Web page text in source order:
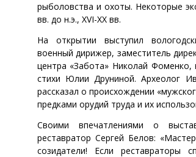
рыболовства и охоты. Некоторые
вв. до н.э., XVI-XX вв.
На открытии выступил
военный дирижер, заместитель
центра «Забота» Николай Фоменко,
стихи Юлии Друниной. Археолог
рассказал о происхождении
предками орудий труда и их
Своими впечатлениями о
реставратор Сергей Белов:
созидатели! Если реставраторы